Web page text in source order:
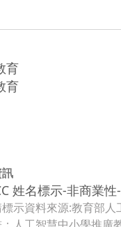
育
育
姓名標示-非商業
示資料來源:教育部